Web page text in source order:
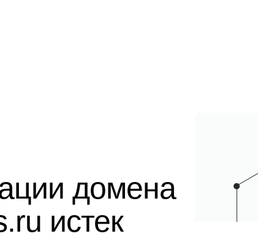
домена
истек